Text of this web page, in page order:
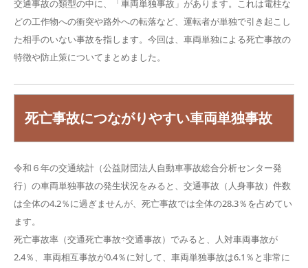
交通事故の類型の中に、「車両単独事故」があります。これは電柱な
どの工作物への衝突や路外への転落など、運転者が単独で引き起こし
た相手のいない事故を指します。今回は、車両単独による死亡事故の
特徴や防止策についてまとめました。
死亡事故につながりやすい車両単独事故
令和６年の交通統計（公益財団法人自動車事故総合分析センター発
行）の車両単独事故の発生状況をみると、交通事故（人身事故）件数
は全体の4.2％に過ぎませんが、死亡事故では全体の28.3％を占めてい
ます。
死亡事故率（交通死亡事故÷交通事故）でみると、人対車両事故が
2.4％、車両相互事故が0.4％に対して、車両単独事故は6.1％と非常に